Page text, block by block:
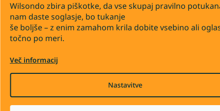
Wilsondo zbira piškotke, da vse skupaj pravilno
nam daste soglasje, bo tukanje
še boljše – z enim zamahom krila dobite vsebino ali
točno po meri.
Več informacij
Nastavitve